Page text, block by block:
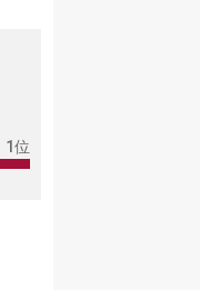
1位